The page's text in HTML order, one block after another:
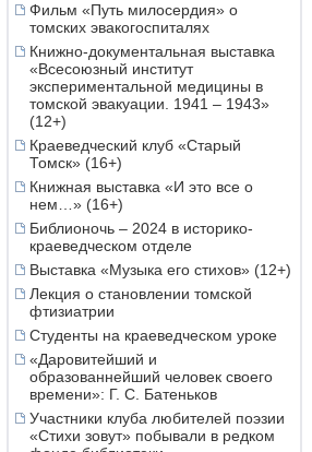
Фильм «Путь милосердия» о
томских эвакогоспиталях
Книжно-документальная выставка
«Всесоюзный институт
экспериментальной медицины в
томской эвакуации. 1941 – 1943»
(12+)
Краеведческий клуб «Старый
Томск» (16+)
Книжная выставка «И это все о
нем…» (16+)
Библионочь – 2024 в историко-
краеведческом отделе
Выставка «Музыка его стихов» (12+)
Лекция о становлении томской
фтизиатрии
Студенты на краеведческом уроке
«Даровитейший и
образованнейший человек своего
времени»: Г. С. Батеньков
Участники клуба любителей поэзии
«Стихи зовут» побывали в редком